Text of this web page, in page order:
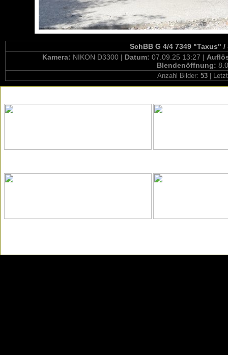
SchBB G 4/4 7349 "Taxus"
Kamera: NIKON D3300 | Datum: 07.09.25 13:27 |
Blendenöffnung:
Anzahl Bilder: 53 |